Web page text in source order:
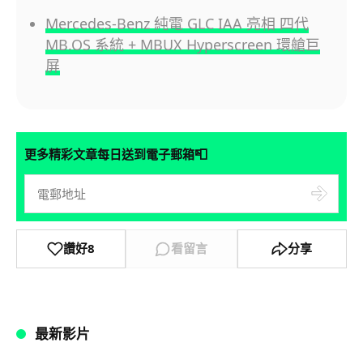
Mercedes-Benz 純電 GLC IAA 亮相 四代
MB.OS 系統 + MBUX Hyperscreen 環艙巨
屏
更多精彩文章每日送到電子郵箱📮
讚好8 看留言 分享
最新影片